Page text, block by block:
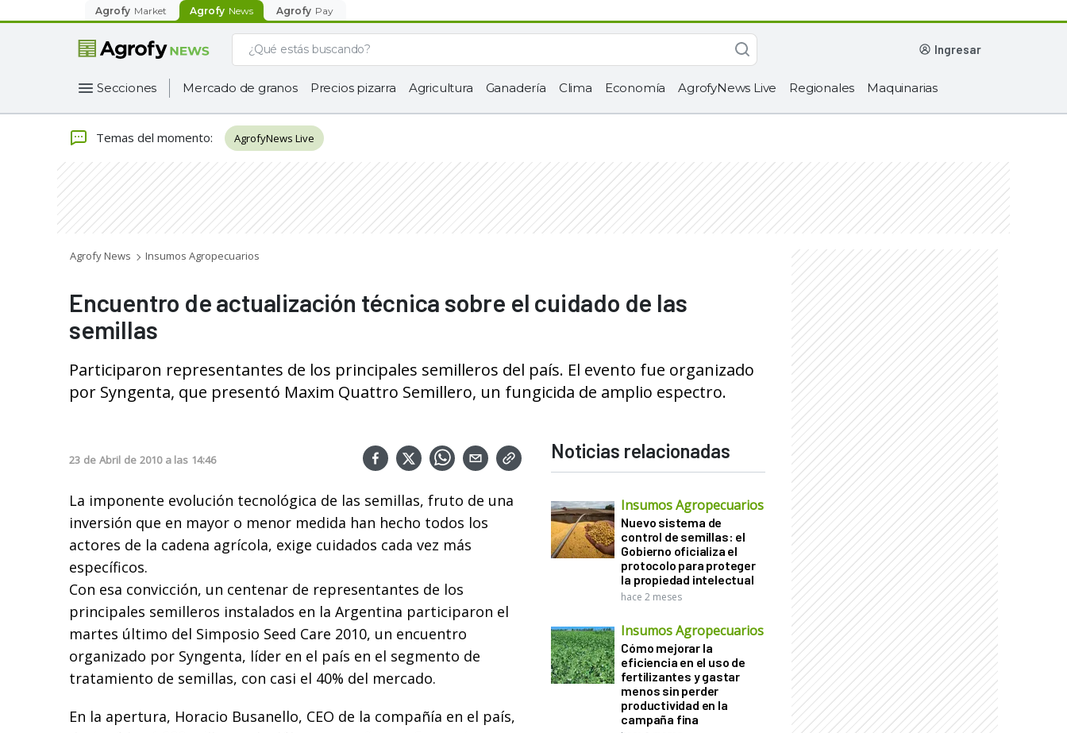
Agrofy Market Agrofy News Agrofy Pay
ingresar
Secciones Mercado de granos Precios pizarra Agricultura Ganadería Clima Economía AgrofyNews Live Regionales Maquinarias
Temas del momento: AgrofyNews Live
Agrofy News Insumos Agropecuarios
Encuentro de actualización técnica sobre el cuidado de las
semillas
Participaron representantes de los principales semilleros del país. El evento fue organizado
por Syngenta, que presentó Maxim Quattro Semillero, un fungicida de amplio espectro.
23 de Abril de 2010 a las 14:46
La imponente evolución tecnológica de las semillas, fruto de una
inversión que en mayor o menor medida han hecho todos los
actores de la cadena agrícola, exige cuidados cada vez más
específicos.
Con esa convicción, un centenar de representantes de los
principales semilleros instalados en la Argentina participaron el
martes último del Simposio Seed Care 2010, un encuentro
organizado por Syngenta, líder en el país en el segmento de
tratamiento de semillas, con casi el 40% del mercado.
En la apertura, Horacio Busanello, CEO de la compañía en el país,
Noticias relacionadas
Insumos Agropecuarios
Nuevo sistema de
control de semillas: el
Gobierno oficializa el
protocolo para proteger
la propiedad intelectual
hace 2 meses
Insumos Agropecuarios
Cómo mejorar la
eficiencia en el uso de
fertilizantes y gastar
menos sin perder
productividad en la
campaña fina